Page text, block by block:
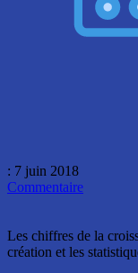
: 7 juin 2018
Commentaire
Les chiffres de la
création et les